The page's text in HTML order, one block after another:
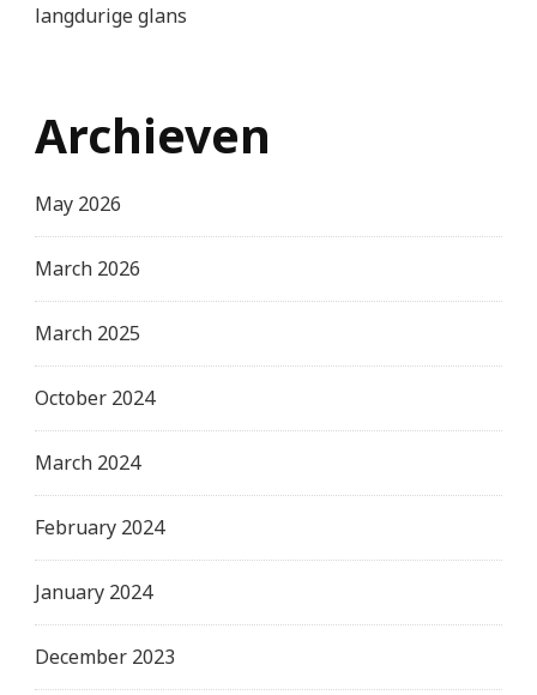
langdurige glans
Archieven
May 2026
March 2026
March 2025
October 2024
March 2024
February 2024
January 2024
December 2023